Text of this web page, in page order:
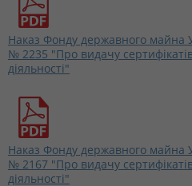
Наказ Фонду державного майна
№ 2235 "Про видачу сертифікатів
діяльності"
Наказ Фонду державного майна
№ 2167 "Про видачу сертифікатів
діяльності"